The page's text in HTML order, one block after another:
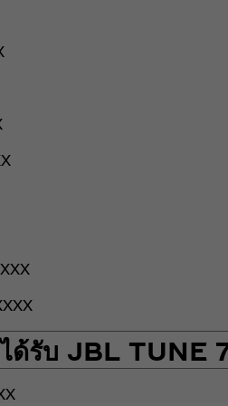
ด้รับ JBL TUNE